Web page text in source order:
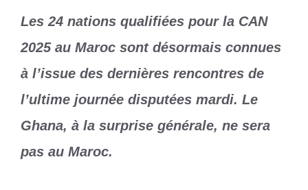
Les 24 nations qualifiées pour la CAN
2025 au Maroc sont désormais connues
à l’issue des dernières rencontres de
l’ultime journée disputées mardi. Le
Ghana, à la surprise générale, ne sera
pas au Maroc.